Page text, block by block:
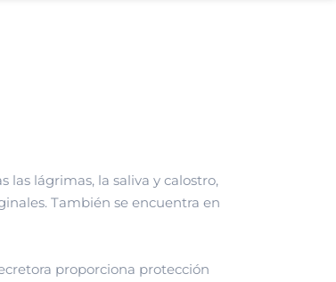
lágrimas, la saliva y calostro,
También se encuentra en
proporciona protección